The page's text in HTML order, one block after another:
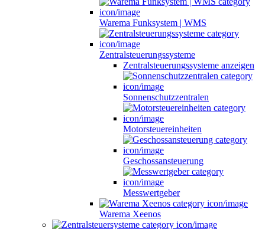
Warema Funksystem | WMS
Zentralsteuerungssysteme
Zentralsteuerungssysteme anzeigen
Sonnenschutzzentralen
Motorsteuereinheiten
Geschossansteuerung
Messwertgeber
Warema Xeenos